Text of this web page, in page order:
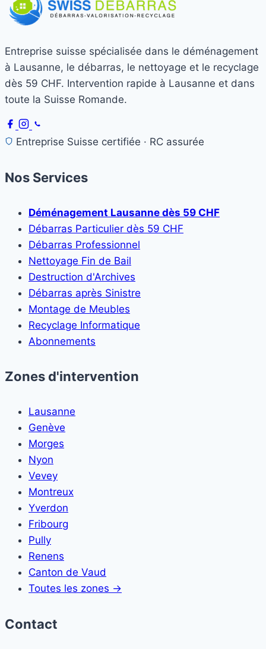
Entreprise suisse spécialisée dans le déménagement
à Lausanne, le débarras, le nettoyage et le recyclage
dès 59 CHF. Intervention rapide à Lausanne et dans
toute la Suisse Romande.
Entreprise Suisse certifiée · RC assurée
Nos Services
Déménagement Lausanne dès 59 CHF
Débarras Particulier dès 59 CHF
Débarras Professionnel
Nettoyage Fin de Bail
Destruction d'Archives
Débarras après Sinistre
Montage de Meubles
Recyclage Informatique
Abonnements
Zones d'intervention
Lausanne
Genève
Morges
Nyon
Vevey
Montreux
Yverdon
Fribourg
Pully
Renens
Canton de Vaud
Toutes les zones →
Contact